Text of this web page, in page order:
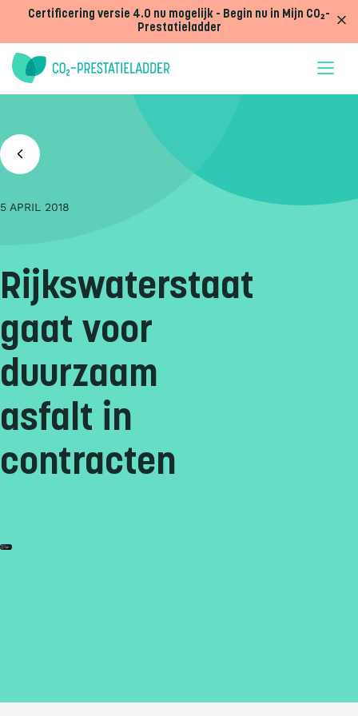
Certificering versie 4.0 nu mogelijk - Begin nu in Mijn CO₂-
Prestatieladder
5 APRIL 2018
Rijkswaterstaat
gaat voor
duurzaam
asfalt in
contracten